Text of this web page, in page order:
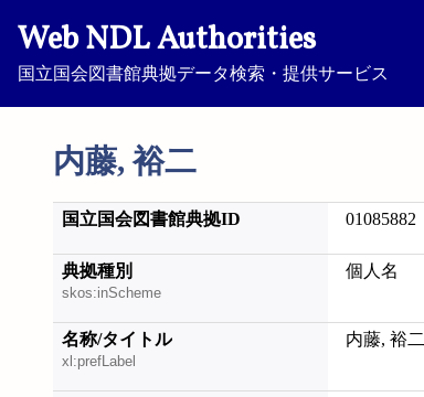
Web NDL Authorities
国立国会図書館典拠データ検索・提供サービス
内藤, 裕二
国立国会図書館典拠ID 01085882
典拠種別
skos:inScheme
個人名
名称/タイトル
xl:prefLabel
内藤, 裕二